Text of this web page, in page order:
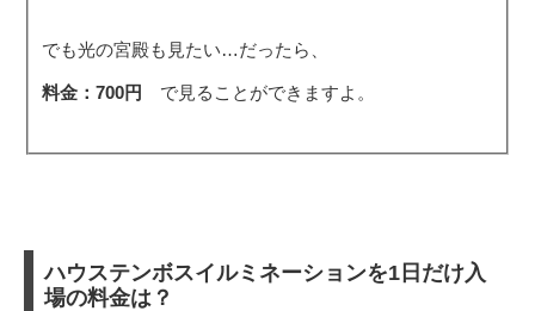
でも光の宮殿も見たい…だったら、
料金：700円 で見ることができますよ。
ハウステンボスイルミネーションを1日だけ入
場の料金は？